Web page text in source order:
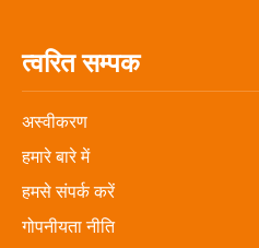
त्वरित सम्पक
अस्वीकरण
हमारे बारे में
हमसे संपर्क करें
गोपनीयता नीति